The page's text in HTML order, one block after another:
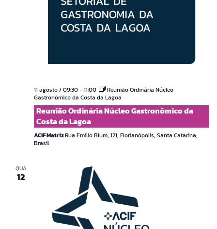
11 agosto / 09:30- 11:00
Reunião Ordinária Núcleo
Gastronômico da Costa da Lagoa
Reunião Ordinária Núcleo Gastronômico da
Costa da Lagoa
ACIF MatrizRua Emilio Blum, 121, Florianópolis, Santa Catarina,
Brasil
QUA
12